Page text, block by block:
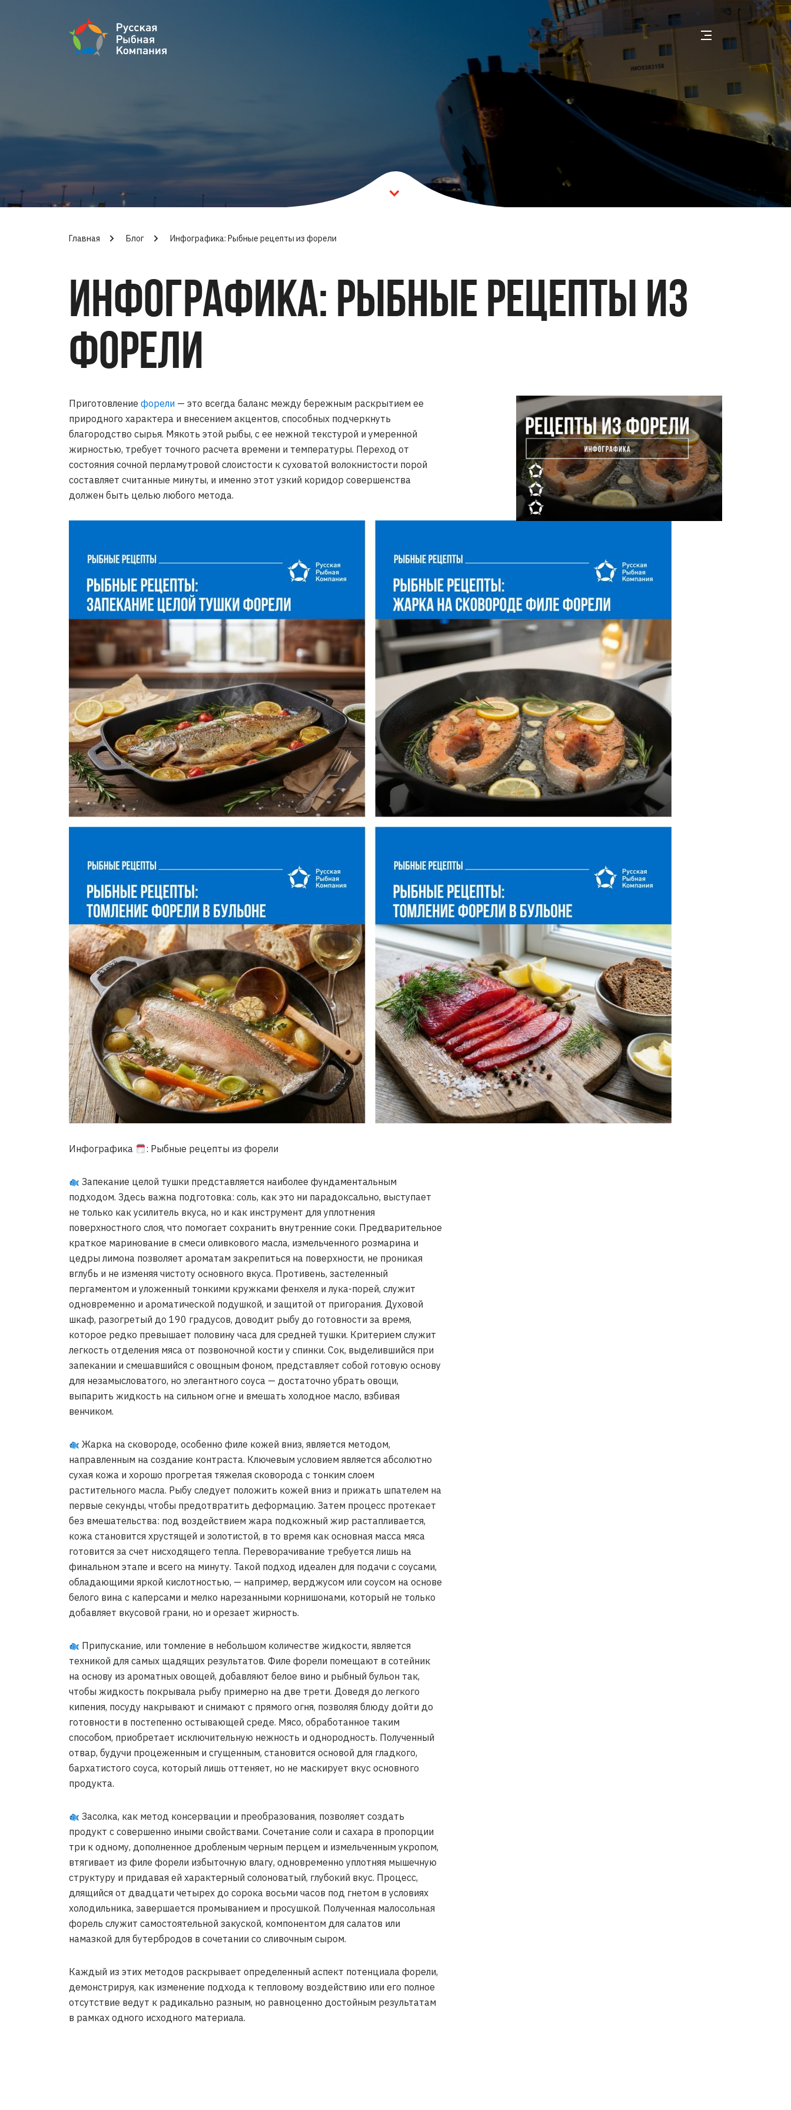
Главная Блог Инфографика: Рыбные рецепты из форели
ИНФОГРАФИКА: РЫБНЫЕ РЕЦЕПТЫ ИЗ
ФОРЕЛИ
Приготовление форели — это всегда баланс между бережным раскрытием ее
природного характера и внесением акцентов, способных подчеркнуть
благородство сырья. Мякоть этой рыбы, с ее нежной текстурой и умеренной
жирностью, требует точного расчета времени и температуры. Переход от
состояния сочной перламутровой слоистости к суховатой волокнистости порой
составляет считанные минуты, и именно этот узкий коридор совершенства
должен быть целью любого метода.
Инфографика : Рыбные рецепты из форели
Запекание целой тушки представляется наиболее фундаментальным
подходом. Здесь важна подготовка: соль, как это ни парадоксально, выступает
не только как усилитель вкуса, но и как инструмент для уплотнения
поверхностного слоя, что помогает сохранить внутренние соки. Предварительное
краткое маринование в смеси оливкового масла, измельченного розмарина и
цедры лимона позволяет ароматам закрепиться на поверхности, не проникая
вглубь и не изменяя чистоту основного вкуса. Противень, застеленный
пергаментом и уложенный тонкими кружками фенхеля и лука-порей, служит
одновременно и ароматической подушкой, и защитой от пригорания. Духовой
шкаф, разогретый до 190 градусов, доводит рыбу до готовности за время,
которое редко превышает половину часа для средней тушки. Критерием служит
легкость отделения мяса от позвоночной кости у спинки. Сок, выделившийся при
запекании и смешавшийся с овощным фоном, представляет собой готовую основу
для незамысловатого, но элегантного соуса — достаточно убрать овощи,
выпарить жидкость на сильном огне и вмешать холодное масло, взбивая
венчиком.
Жарка на сковороде, особенно филе кожей вниз, является методом,
направленным на создание контраста. Ключевым условием является абсолютно
сухая кожа и хорошо прогретая тяжелая сковорода с тонким слоем
растительного масла. Рыбу следует положить кожей вниз и прижать шпателем на
первые секунды, чтобы предотвратить деформацию. Затем процесс протекает
без вмешательства: под воздействием жара подкожный жир растапливается,
кожа становится хрустящей и золотистой, в то время как основная масса мяса
готовится за счет нисходящего тепла. Переворачивание требуется лишь на
финальном этапе и всего на минуту. Такой подход идеален для подачи с соусами,
обладающими яркой кислотностью, — например, верджусом или соусом на основе
белого вина с каперсами и мелко нарезанными корнишонами, который не только
добавляет вкусовой грани, но и орезает жирность.
Припускание, или томление в небольшом количестве жидкости, является
техникой для самых щадящих результатов. Филе форели помещают в сотейник
на основу из ароматных овощей, добавляют белое вино и рыбный бульон так,
чтобы жидкость покрывала рыбу примерно на две трети. Доведя до легкого
кипения, посуду накрывают и снимают с прямого огня, позволяя блюду дойти до
готовности в постепенно остывающей среде. Мясо, обработанное таким
способом, приобретает исключительную нежность и однородность. Полученный
отвар, будучи процеженным и сгущенным, становится основой для гладкого,
бархатистого соуса, который лишь оттеняет, но не маскирует вкус основного
продукта.
Засолка, как метод консервации и преобразования, позволяет создать
продукт с совершенно иными свойствами. Сочетание соли и сахара в пропорции
три к одному, дополненное дробленым черным перцем и измельченным укропом,
втягивает из филе форели избыточную влагу, одновременно уплотняя мышечную
структуру и придавая ей характерный солоноватый, глубокий вкус. Процесс,
длящийся от двадцати четырех до сорока восьми часов под гнетом в условиях
холодильника, завершается промыванием и просушкой. Полученная малосольная
форель служит самостоятельной закуской, компонентом для салатов или
намазкой для бутербродов в сочетании со сливочным сыром.
Каждый из этих методов раскрывает определенный аспект потенциала форели,
демонстрируя, как изменение подхода к тепловому воздействию или его полное
отсутствие ведут к радикально разным, но равноценно достойным результатам
в рамках одного исходного материала.